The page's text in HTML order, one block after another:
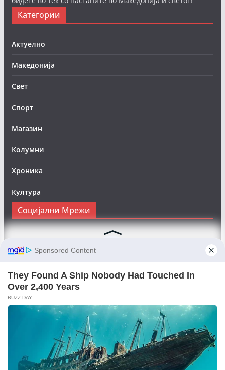
Категории
Актуелно
Македонија
Свет
Спорт
Магазин
Колумни
Хроника
Култура
Социјални Мрежи
Следете нè на Фејсбук за да сте во тек со најновите